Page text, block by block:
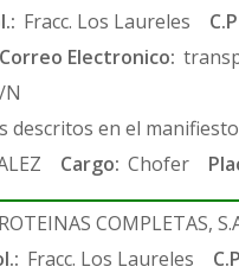
Fracc. Los Laureles
Correo Electronico:
N
descritos en el
Cargo: Chofer
COMPLETAS,
Fracc. Los Laureles